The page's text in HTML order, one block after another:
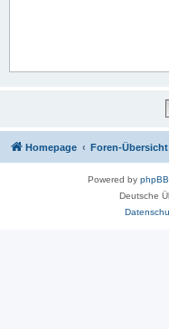
Homepage Foren-Übersicht
Powered by phpBB
Deutsche